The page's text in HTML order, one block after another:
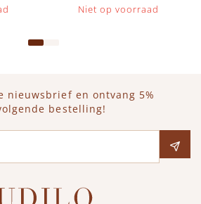
Niet op voorraad
nieuwsbrief en ontvang 5%
bestelling!